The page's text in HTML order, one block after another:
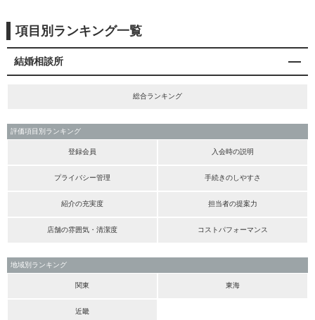
項目別ランキング一覧
結婚相談所
総合ランキング
評価項目別ランキング
登録会員 入会時の説明
プライバシー管理 手続きのしやすさ
紹介の充実度 担当者の提案力
店舗の雰囲気・清潔度 コストパフォーマンス
地域別ランキング
関東 東海
近畿